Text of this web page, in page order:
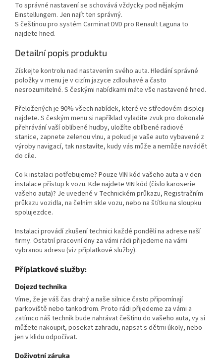
To správné nastavení se schovává vždycky pod nějakým
Einstellungem. Jen najít ten správný.
S češtinou pro systém Carminat DVD pro Renault Laguna to
najdete hned.
Detailní popis produktu
Získejte kontrolu nad nastavením svého auta. Hledání správné
položky v menu je v cizím jazyce zdlouhavé a často
nesrozumitelné. S českými nabídkami máte vše nastavené hned.
Přeložených je 90% všech nabídek, které ve středovém displeji
najdete. S českým menu si například vyladíte zvuk pro dokonalé
přehrávání vaší oblíbené hudby, uložíte oblíbené radiové
stanice, zapnete zelenou vlnu, a pokud je vaše auto vybavené z
výroby navigací, tak nastavíte, kudy vás může a nemůže navádět
do cíle.
Co k instalaci potřebujeme? Pouze VIN kód vašeho auta a v den
instalace přístup k vozu. Kde najdete VIN kód (číslo karoserie
vašeho auta)? Je uvedené v Technickém průkazu, Registračním
průkazu vozidla, na čelním skle vozu, nebo na štítku na sloupku
spolujezdce.
Instalaci provádí zkušení technici každé pondělí na adrese naší
firmy. Ostatní pracovní dny za vámi rádi přijedeme na vámi
vybranou adresu (viz příplatkové služby).
Příplatkové služby:
Dojezd technika
Víme, že je váš čas drahý a naše silnice často připomínají
parkoviště nebo tankodrom. Proto rádi přijedeme za vámi a
zatímco náš technik bude nahrávat češtinu do vašeho auta, vy si
můžete nakoupit, posekat zahradu, napsat s dětmi úkoly, nebo
jen v klidu odpočívat.
Doživotní záruka